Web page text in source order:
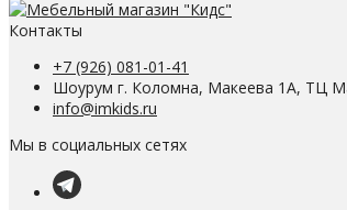
Контакты
+7 (926) 081-01-41
Шоурум г. Коломна, Макеева 1А, ТЦ
info@imkids.ru
Мы в социальных сетях